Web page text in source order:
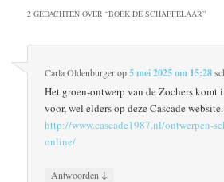
2 GEDACHTEN OVER “BOEK DE SCHAFFELAAR”
Carla Oldenburgerop5 mei 2025 om 15:28
Het groen-ontwerp van de Zochers
voor, wel elders op deze Cascade
http://www.cascade1987.nl/ontwerpen-
online/
Antwoorden ↓